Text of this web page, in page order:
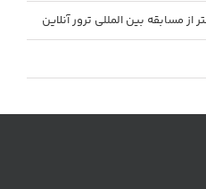
مسابقه بین المللی ترور آنلاین